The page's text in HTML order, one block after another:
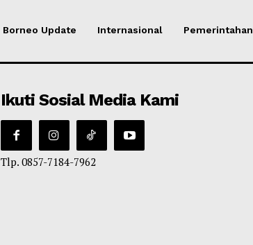
Borneo Update Internasional Pemerintahan
Ikuti Sosial Media Kami
Tlp. 0857-7184-7962